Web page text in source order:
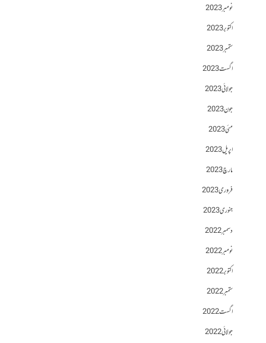
نومبر 2023
اکتوبر 2023
ستمبر 2023
اگست 2023
جولائی 2023
جون 2023
مئی 2023
اپریل 2023
مارچ 2023
فروری 2023
جنوری 2023
دسمبر 2022
نومبر 2022
اکتوبر 2022
ستمبر 2022
اگست 2022
جولائی 2022